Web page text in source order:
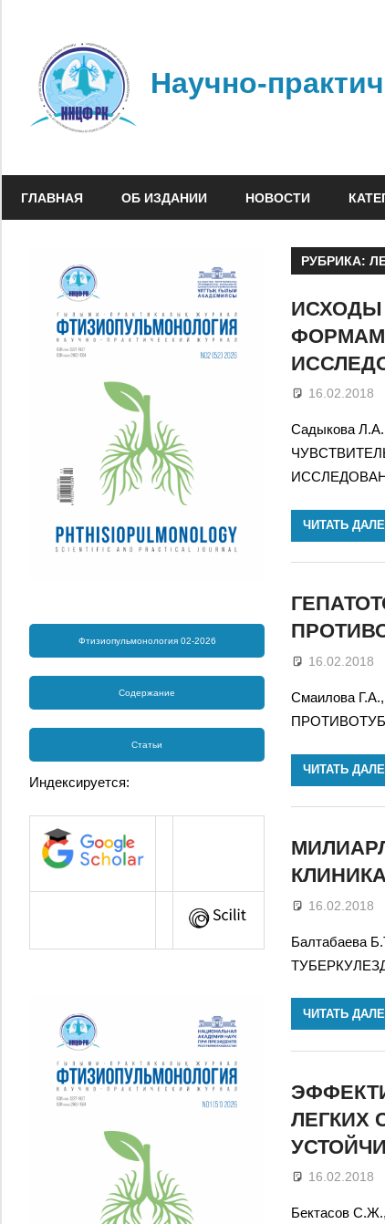
содержимому
Научно-
ГЛАВНАЯ ОБ ИЗДАНИИ НОВОСТИ
РУБРИКА:
ИСХОДЫ
16.02.2018
Садыкова
ЧИТАТЬ
16.02.2018
Смаилова
ЧИТАТЬ
16.02.2018
Балтабаева
ЧИТАТЬ
ЛЕГКИХ
16.02.2018
Бектасов
Фтизиопульмонология 02-2026
Содержание
Статьи
Индексируется: